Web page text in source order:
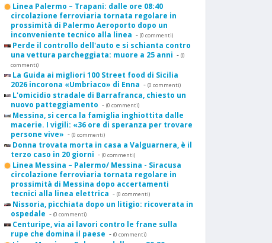
Linea Palermo – Trapani: dalle ore 08:40
circolazione ferroviaria tornata regolare in
prossimità di Palermo Aeroporto dopo un
inconveniente tecnico alla linea - (0 commenti)
Perde il controllo dell'auto e si schianta contro
una vettura parcheggiata: muore a 25 anni - (0
commenti)
La Guida ai migliori 100 Street food di Sicilia
2026 incorona «Umbriaco» di Enna - (0 commenti)
L'omicidio stradale di Barrafranca, chiesto un
nuovo patteggiamento - (0 commenti)
Messina, si cerca la famiglia inghiottita dalle
macerie. I vigili: «36 ore di speranza per trovare
persone vive» - (0 commenti)
Donna trovata morta in casa a Valguarnera, è il
terzo caso in 20 giorni - (0 commenti)
Linea Messina – Palermo/ Messina - Siracusa
circolazione ferroviaria tornata regolare in
prossimità di Messina dopo accertamenti
tecnici alla linea elettrica - (0 commenti)
Nissoria, picchiata dopo un litigio: ricoverata in
ospedale - (0 commenti)
Centuripe, via ai lavori contro le frane sulla
rupe che domina il paese - (0 commenti)